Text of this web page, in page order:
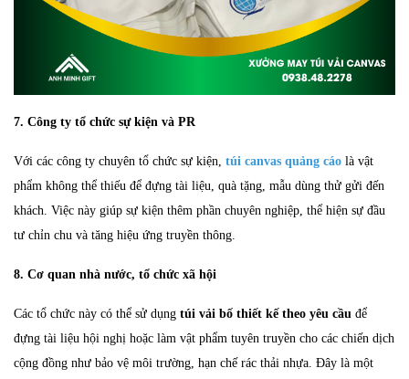
7. Công ty tổ chức sự kiện và PR
Với các công ty chuyên tổ chức sự kiện, túi canvas quảng cáo là vật
phẩm không thể thiếu để đựng tài liệu, quà tặng, mẫu dùng thử gửi đến
khách. Việc này giúp sự kiện thêm phần chuyên nghiệp, thể hiện sự đầu
tư chỉn chu và tăng hiệu ứng truyền thông.
8. Cơ quan nhà nước, tổ chức xã hội
Các tổ chức này có thể sử dụng túi vải bố thiết kế theo yêu cầu để
đựng tài liệu hội nghị hoặc làm vật phẩm tuyên truyền cho các chiến dịch
cộng đồng như bảo vệ môi trường, hạn chế rác thải nhựa. Đây là một